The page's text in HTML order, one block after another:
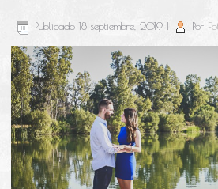
Publicado 18 septiembre, 2019 | Por